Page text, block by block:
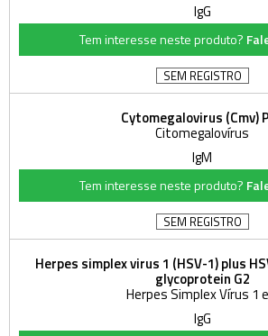
IgG
Tem interesse neste produto?
SEM REGISTRO
Cytomegalovirus (Cmv)
Citomegalovírus
IgM
Tem interesse neste produto?
SEM REGISTRO
Herpes simplex virus 1 (HSV-1) plus
glycoprotein G2
Herpes Simplex Vírus 1
IgG